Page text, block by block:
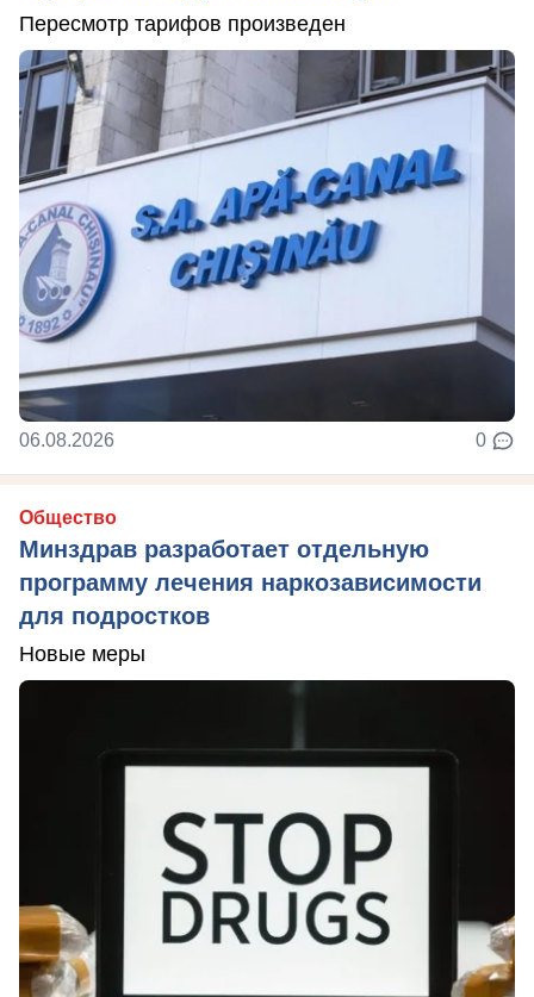
Пересмотр тарифов произведен
06.08.2026 0
Общество
Минздрав разработает отдельную
программу лечения наркозависимости
для подростков
Новые меры